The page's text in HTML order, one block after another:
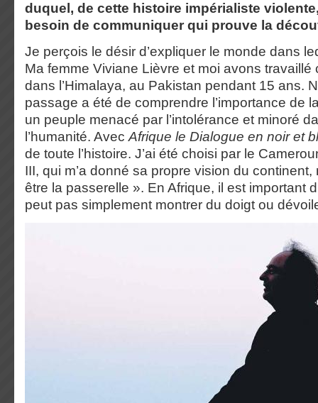
duquel, de cette histoire impérialiste
besoin de communiquer qui prouve la
Je perçois le désir d’expliquer le monde dans
Ma femme Viviane Lièvre et moi avons
dans l’Himalaya, au Pakistan pendant 15 ans.
passage a été de comprendre l’importance de
un peuple menacé par l’intolérance et minoré
l’humanité. Avec Afrique le Dialogue en noir et
de toute l’histoire. J’ai été choisi par le
III, qui m’a donné sa propre vision du
être la passerelle ». En Afrique, il est important
peut pas simplement montrer du doigt ou